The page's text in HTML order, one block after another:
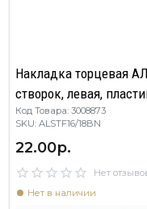
Накладка торцевая
створок, левая,
Код Товара: 3008873
SKU: ALSTF16/18BN
22.00р.
Нет
Нет в наличии